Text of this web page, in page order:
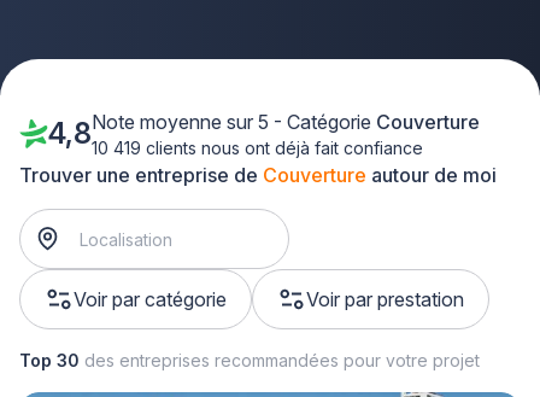
Trouver une entreprise de Couverture autour de moi
Voir par catégorie Voir par prestation
4,8Note moyenne sur 5 - Catégorie Couverture
10 419 clients nous ont déjà fait confiance
Top 30 des entreprises recommandées pour votre projet